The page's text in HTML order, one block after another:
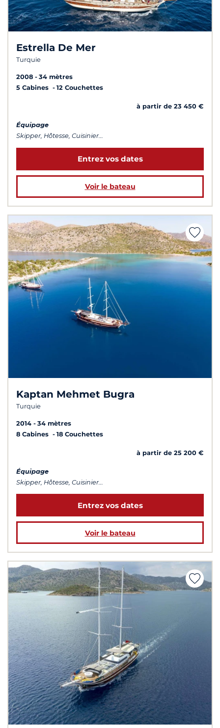
Estrella De Mer
Turquie
2008
34 mètres
5 Cabines
12 Couchettes
à partir de 23 450 €
Équipage
Skipper, Hôtesse, Cuisinier...
Entrez vos dates
Voir le bateau
Kaptan Mehmet Bugra
Turquie
2014
34 mètres
8 Cabines
18 Couchettes
à partir de 25 200 €
Équipage
Skipper, Hôtesse, Cuisinier...
Entrez vos dates
Voir le bateau